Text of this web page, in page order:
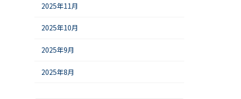
2025年11月
2025年10月
2025年9月
2025年8月